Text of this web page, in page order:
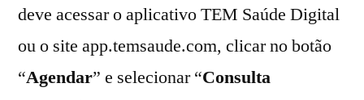
deve acessar o aplicativo TEM Saúde Digital
ou o site app.temsaude.com, clicar no botão
“Agendar” e selecionar “Consulta